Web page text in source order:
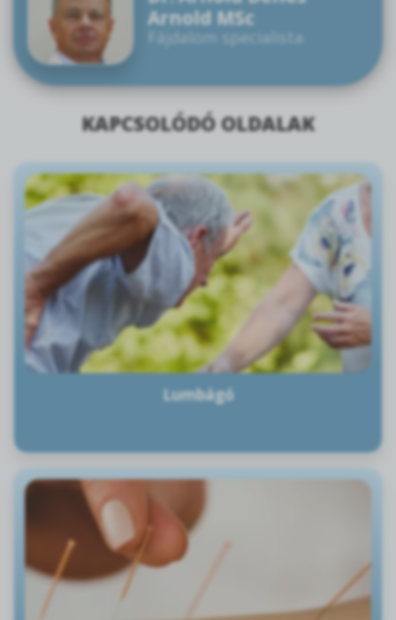
Arnold MSc
Fájdalom specialista
KAPCSOLÓDÓ OLDALAK
Lumbágó